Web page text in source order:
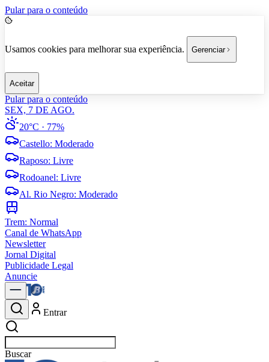
Pular para o conteúdo
Usamos cookies para melhorar sua experiência. Gerenciar
Aceitar
Pular para o conteúdo
SEX, 7 DE AGO.
20°C · 77%
Castello: Moderado
Raposo: Livre
Rodoanel: Livre
Al. Rio Negro: Moderado
Trem: Normal
Canal de WhatsApp
Newsletter
Jornal Digital
Publicidade Legal
Anuncie
Entrar
Buscarnotíci